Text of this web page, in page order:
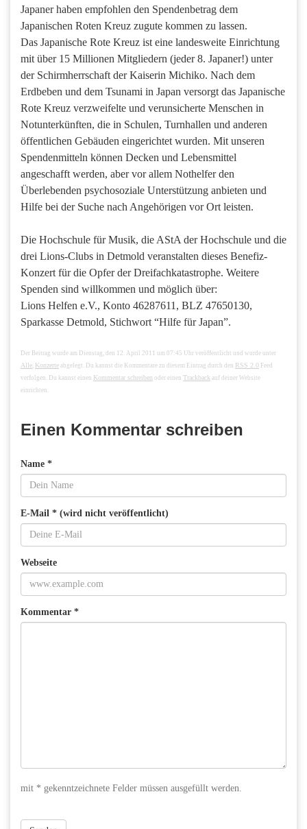
Japaner haben empfohlen den Spendenbetrag dem
Japanischen Roten Kreuz zugute kommen zu lassen.
Das Japanische Rote Kreuz ist eine landesweite Einrichtung
mit über 15 Millionen Mitgliedern (jeder 8. Japaner!) unter
der Schirmherrschaft der Kaiserin Michiko. Nach dem
Erdbeben und dem Tsunami in Japan versorgt das Japanische
Rote Kreuz verzweifelte und verunsicherte Menschen in
Notunterkünften, die in Schulen, Turnhallen und anderen
öffentlichen Gebäuden eingerichtet wurden. Mit unseren
Spendenmitteln können Decken und Lebensmittel
angeschafft werden, aber vor allem Nothelfer den
Überlebenden psychosoziale Unterstützung anbieten und
Hilfe bei der Suche nach Angehörigen vor Ort leisten.
Die Hochschule für Musik, die AStA der Hochschule und die
drei Lions-Clubs in Detmold veranstalten dieses Benefiz-
Konzert für die Opfer der Dreifachkatastrophe. Weitere
Spenden sind willkommen und möglich über:
Lions Helfen e.V., Konto 46287611, BLZ 47650130,
Sparkasse Detmold, Stichwort “Hilfe für Japan”.
Der Beitrag wurde am Dienstag, den 12. April 2011 um 07:45 Uhr veröffentlicht und wurde unter
Alle Konzerte abgelegt. Du kannst die Kommentare zu diesem Eintrag durch den RSS 2.0 Feed
verfolgen. Du kannst einen Kommentar schreiben oder einen Trackback auf deiner Website
einrichten.
Einen Kommentar schreiben
Name *
E-Mail * (wird nicht veröffentlicht)
Webseite
Kommentar *
mit * gekenntzeichnete Felder müssen ausgefüllt werden.